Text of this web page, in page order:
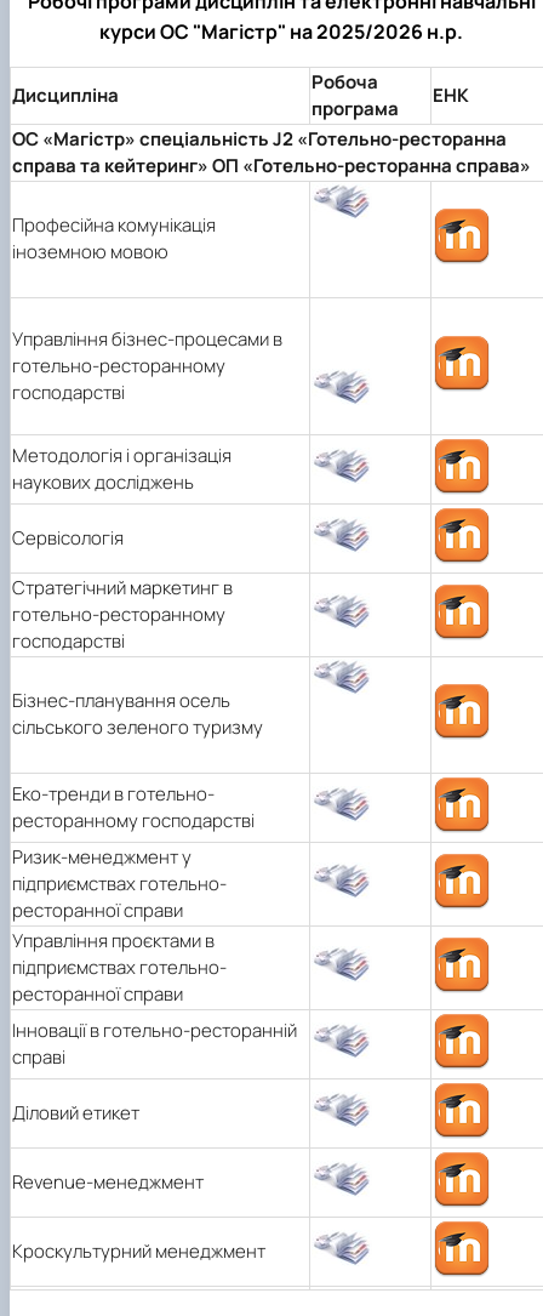
курси ОС "Магістр" на 2025/2026 н.р.
Дисципліна
Робоча
програма
ЕНК
ОС «Магістр» спеціальність J2 «Готельно-ресторанна
справа та кейтеринг» ОП «Готельно-ресторанна справа»
Професійна комунікація
іноземною мовою
Управління бізнес-процесами в
готельно-ресторанному
господарстві
Методологія і організація
наукових досліджень
Сервісологія
Стратегічний маркетинг в
готельно-ресторанному
господарстві
Бізнес-планування осель
сільського зеленого туризму
Еко-тренди в готельно-
ресторанному господарстві
Ризик-менеджмент у
підприємствах готельно-
ресторанної справи
Управління проєктами в
підприємствах готельно-
ресторанної справи
Інновації в готельно-ресторанній
справі
Діловий етикет
Revenue-менеджмент
Кроскультурний менеджмент